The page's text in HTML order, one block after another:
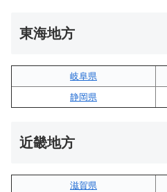
東海地方
岐阜県
静岡県
近畿地方
滋賀県